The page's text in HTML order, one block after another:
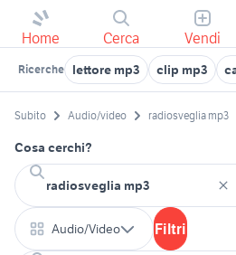
Home Cerca Vendi
Ricerche lettore mp3 clip mp3
Subito Audio/video radiosveglia mp3
Cosa cerchi?
Audio/Video Filtri